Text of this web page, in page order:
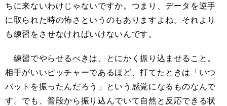
ちに来ないわけじゃないですか。つまり、データを逆手
に取られた時の怖さというのもありますよね。それより
も練習をさせなければいけないんです。
練習でやらせるべきは、とにかく振り込ませること。
相手がいいピッチャーであるほど、打てたときは「いつ
バットを振ったんだろう」という感覚になるものなんで
す。でも、普段から振り込んでいて自然と反応できる状